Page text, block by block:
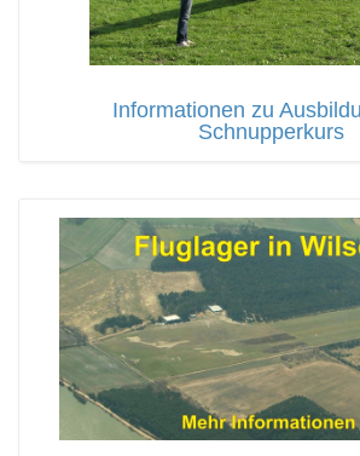
Informationen zu
Schnupperkurs